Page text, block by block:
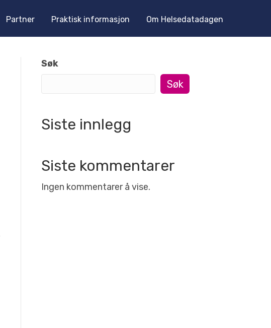
Partner Praktisk informasjon Om Helsedatadagen
Søk
Søk
Siste innlegg
Siste kommentarer
Ingen kommentarer å vise.